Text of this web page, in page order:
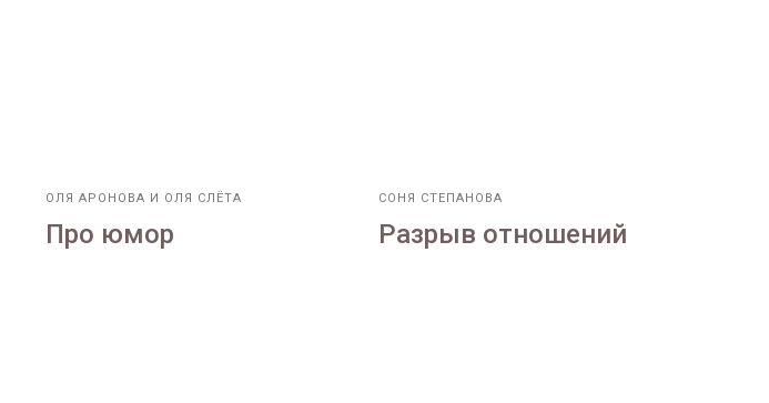
ОЛЯ АРОНОВА И ОЛЯ СЛЁТА
Про юмор
СОНЯ СТЕПАНОВА
Разрыв отношений